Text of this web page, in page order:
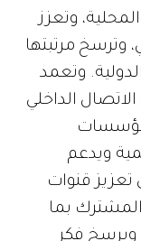
وتعزز
وترسخ مرتبتها
وتعمد
الداخلي
ويدعم
قنوات
بما
ويرسخ فكر